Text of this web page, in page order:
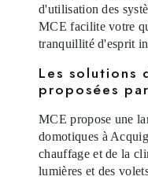
d'utilisation des
MCE facilite votre
tranquillité d'esprit
Les solutions
proposées
MCE propose une
domotiques à
chauffage et de la
lumières et des